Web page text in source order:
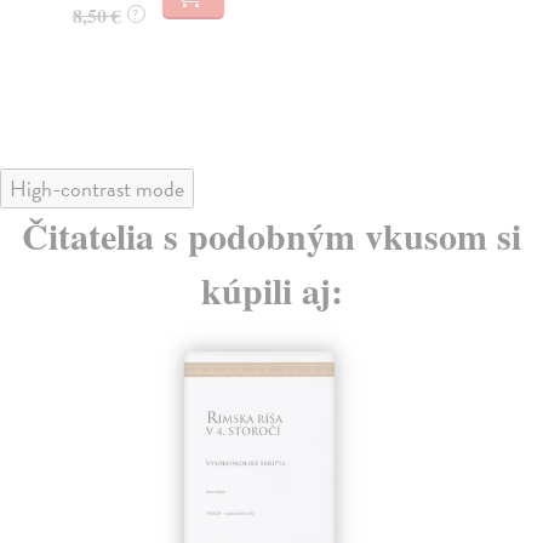
High-contrast mode
Čitatelia s podobným vkusom si
kúpili aj:
E-KNIHA